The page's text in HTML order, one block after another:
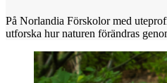
På Norlandia Förskolor med
utforska hur naturen förändras